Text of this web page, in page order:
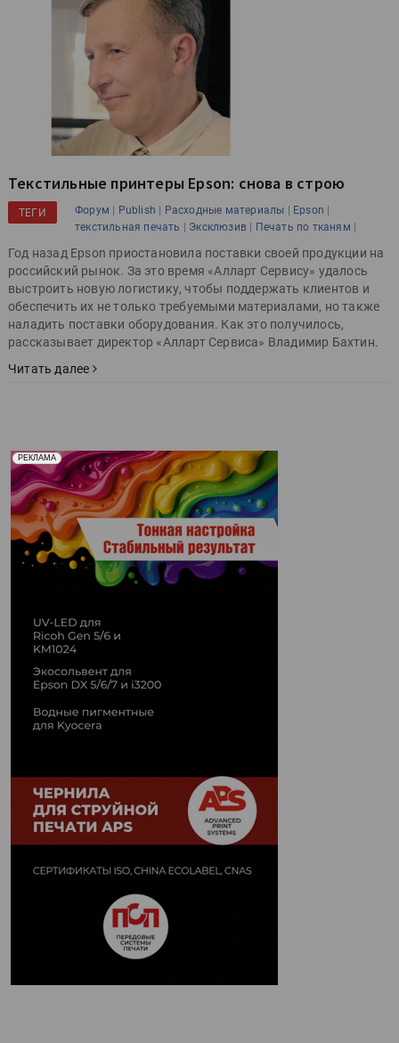
Текстильные принтеры Epson: снова в строю
ТЕГИ Форум | Publish | Расходные материалы | Epson |
текстильная печать | Эксклюзив | Печать по тканям |
Год назад Epson приостановила поставки своей продукции на
российский рынок. За это время «Алларт Сервису» удалось
выстроить новую логистику, чтобы поддержать клиентов и
обеспечить их не только требуемыми материалами, но также
наладить поставки оборудования. Как это получилось,
рассказывает директор «Алларт Сервиса» Владимир Бахтин.
Читать далее
РЕКЛАМА
Реклама. Рекламодатель ООО "Передовые Системы
Печати" erid: 2SDnjd2d4Qz